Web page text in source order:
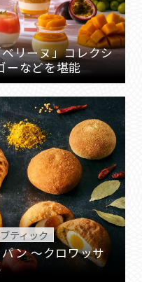
リーヌ」コレクシ
ーなどを堪能
ティック
ン ～クロワッサ